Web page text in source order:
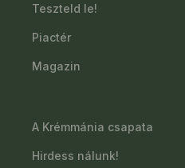
Teszteld le!
Piactér
Magazin
A Krémmánia csapata
Hirdess nálunk!